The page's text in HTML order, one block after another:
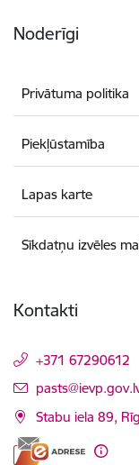
Noderīgi
Privātuma politika
Piekļūstamība
Lapas karte
Sīkdatņu izvēles
Kontakti
+371 67290612
E-pasts:
Stabu iela 89,